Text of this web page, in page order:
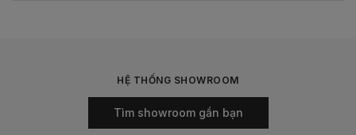
HỆ THỐNG SHOWROOM
Tìm showroom gần bạn